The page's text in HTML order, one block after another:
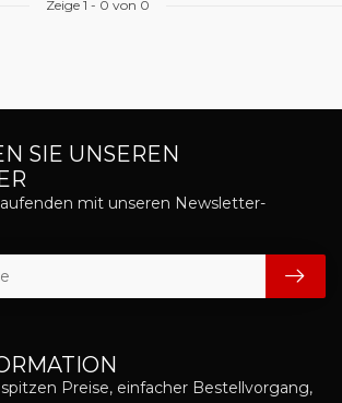
Zeige 1 - 0 von 0
Preise, einfacher Bestellvorgang,
SIE UNSEREN
mit unseren Newsletter-